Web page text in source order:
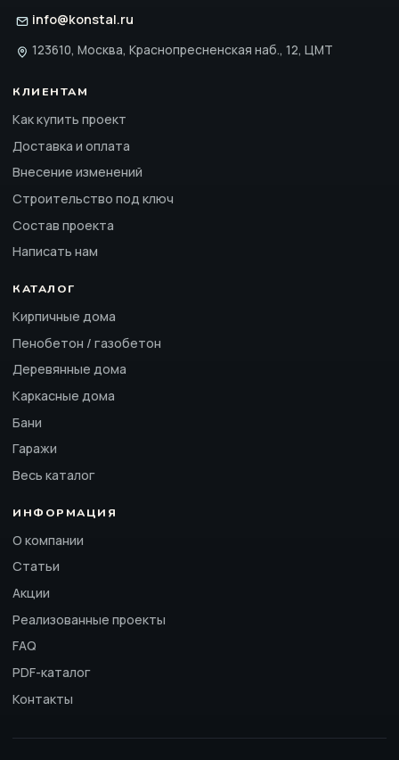
info@konstal.ru
123610, Москва, Краснопресненская наб., 12, ЦМТ
КЛИЕНТАМ
Как купить проект
Доставка и оплата
Внесение изменений
Строительство под ключ
Состав проекта
Написать нам
КАТАЛОГ
Кирпичные дома
Пенобетон / газобетон
Деревянные дома
Каркасные дома
Бани
Гаражи
Весь каталог
ИНФОРМАЦИЯ
О компании
Статьи
Акции
Реализованные проекты
FAQ
PDF-каталог
Контакты